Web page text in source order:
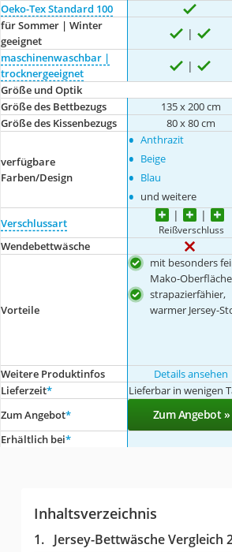
Oeko-Tex Standard 100
für Sommer | Winter
geeignet
maschinenwaschbar |
trocknergeeignet
Größe und Optik
Größe des Bettbezugs
135 x 200 cm
Größe des Kissenbezugs
80 x 80 cm
verfügbare
Farben/Design
• Anthrazit
• Beige
• Blau
• und weitere
Verschlussart Reißverschluss
Wendebettwäsche
Vorteile
mit besonders
Mako-Oberfläche
strapazierfähier,
warmer Jersey-
Weitere Produktinfos Details ansehen
Lieferzeit* Lieferbar in wenigen
Zum Angebot* Zum Angebot »
Erhältlich bei*
Inhaltsverzeichnis
Jersey-Bettwäsche Vergleich